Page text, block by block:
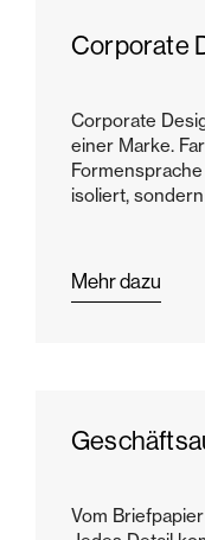
Corporate
Corporate
einer Marke.
isoliert,
Mehr dazu
Vom